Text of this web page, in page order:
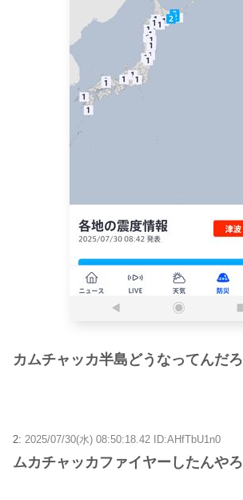
カムチャッカ半島どうなってんだろ
2: 2025/07/30(水) 08:50:18.42 ID:AHfTbU1n0
ムカチャッカファイヤーしたんやろ